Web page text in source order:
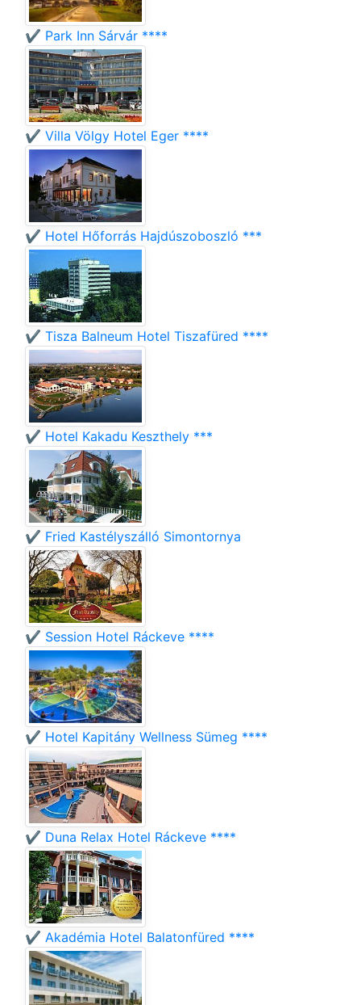
✔️ Park Inn Sárvár ****
✔️ Villa Völgy Hotel Eger ****
✔️ Hotel Hőforrás Hajdúszoboszló ***
✔️ Tisza Balneum Hotel Tiszafüred ****
✔️ Hotel Kakadu Keszthely ***
✔️ Fried Kastélyszálló Simontornya
✔️ Session Hotel Ráckeve ****
✔️ Hotel Kapitány Wellness Sümeg ****
✔️ Duna Relax Hotel Ráckeve ****
✔️ Akadémia Hotel Balatonfüred ****